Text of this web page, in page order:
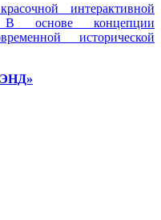
интерактивной
основе концепции
исторической